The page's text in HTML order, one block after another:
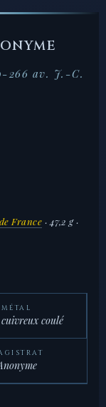
266 av. J.-C.
France · 47,2 g ·
MÉTAL
coulé